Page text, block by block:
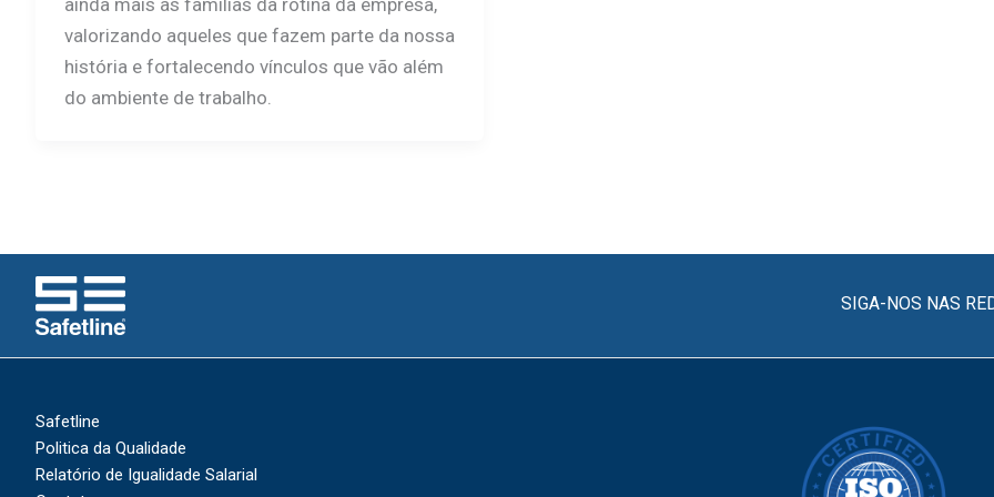
valorizando aqueles que fazem parte da nossa
história e fortalecendo vínculos que vão além
do ambiente de trabalho.
SIGA-NOS NAS
Safetline
Politica da Qualidade
Relatório de Igualidade Salarial